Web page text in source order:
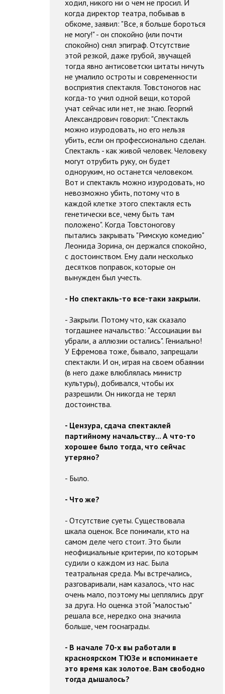
ходил, никого ни о чем не просил. И
когда директор театра, побывав в
обкоме, заявил: "Все, я больше бороться
не могу!" - он спокойно (или почти
спокойно) снял эпиграф. Отсутствие
этой резкой, даже грубой, звучащей
тогда явно антисоветски цитаты ничуть
не умалило остроты и современности
восприятия спектакля. Товстоногов нас
когда-то учил одной вещи, которой
учат сейчас или нет, не знаю. Георгий
Александрович говорил: "Спектакль
можно изуродовать, но его нельзя
убить, если он профессионально сделан.
Спектакль - как живой человек. Человеку
могут отрубить руку, он будет
одноруким, но останется человеком.
Вот и спектакль можно изуродовать, но
невозможно убить, потому что в
каждой клетке этого спектакля есть
генетически все, чему быть там
положено". Когда Товстоногову
пытались закрывать "Римскую комедию"
Леонида Зорина, он держался спокойно,
с достоинством. Ему дали несколько
десятков поправок, которые он
вынужден был учесть.
- Но спектакль-то все-таки закрыли.
- Закрыли. Потому что, как сказало
тогдашнее начальство: "Ассоциации вы
убрали, а аллюзии остались". Гениально!
У Ефремова тоже, бывало, запрещали
спектакли. И он, играя на своем обаянии
(в него даже влюблялась министр
культуры), добивался, чтобы их
разрешили. Он никогда не терял
достоинства.
- Цензура, сдача спектаклей
партийному начальству... А что-то
хорошее было тогда, что сейчас
утеряно?
- Было.
- Что же?
- Отсутствие суеты. Существовала
шкала оценок. Все понимали, кто на
самом деле чего стоит. Это были
неофициальные критерии, по которым
судили о каждом из нас. Была
театральная среда. Мы встречались,
разговаривали, нам казалось, что нас
очень мало, поэтому мы цеплялись друг
за друга. Но оценка этой "малостью"
решала все, нередко она значила
больше, чем госнаграды.
- В начале 70-х вы работали в
красноярском ТЮЗе и вспоминаете
это время как золотое. Вам свободно
тогда дышалось?